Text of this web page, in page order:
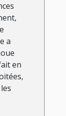
a
en